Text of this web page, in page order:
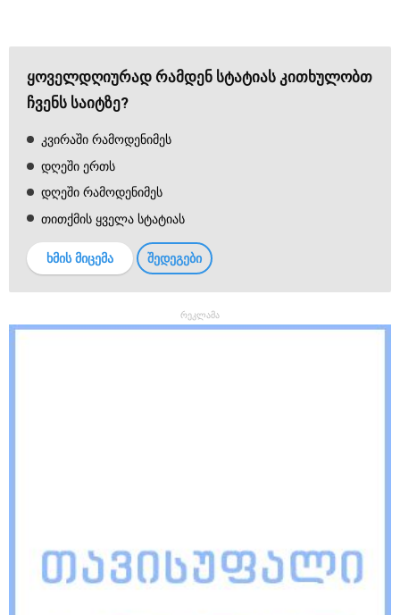
ყოველდღიურად რამდენ სტატიას კითხულობთ
ჩვენს საიტზე?
კვირაში რამოდენიმეს
დღეში ერთს
დღეში რამოდენიმეს
თითქმის ყველა სტატიას
ხმის მიცემა შედეგები
რეკლამა